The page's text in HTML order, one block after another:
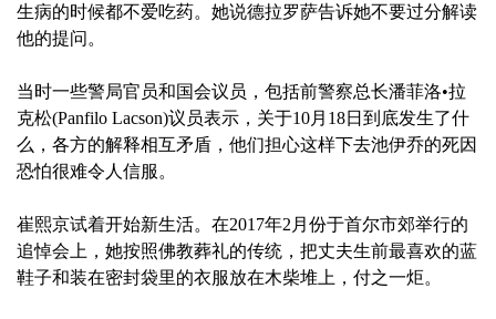
生病的时候都不爱吃药。她说德拉罗萨告诉她不要过分解读
他的提问。
当时一些警局官员和国会议员，包括前警察总长潘菲洛•拉
克松(Panfilo Lacson)议员表示，关于10月18日到底发生了什
么，各方的解释相互矛盾，他们担心这样下去池伊乔的死因
恐怕很难令人信服。
崔熙京试着开始新生活。在2017年2月份于首尔市郊举行的
追悼会上，她按照佛教葬礼的传统，把丈夫生前最喜欢的蓝
鞋子和装在密封袋里的衣服放在木柴堆上，付之一炬。